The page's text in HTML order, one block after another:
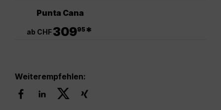
Punta Cana
ab CHF30995*
Weiterempfehlen: